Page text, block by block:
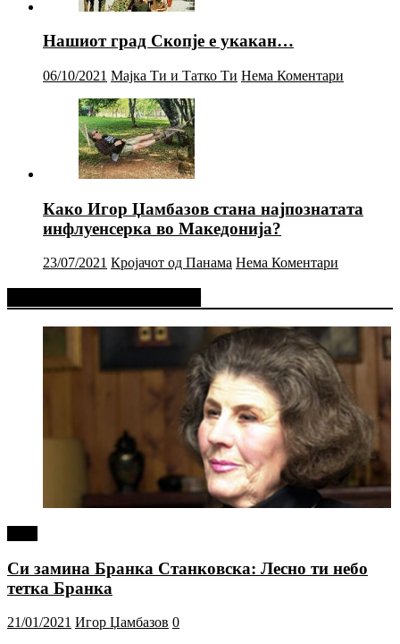
Нашиот град Скопје е укакан…
06/10/2021 Мајка Ти и Татко Ти Нема Коментари
Како Игор Џамбазов стана најпознатата
инфлуенсерка во Македонија?
23/07/2021 Кројачот од Панама Нема Коментари
Си замина Бранка Станковска: Лесно ти небо
тетка Бранка
21/01/2021 Игор Џамбазов 0